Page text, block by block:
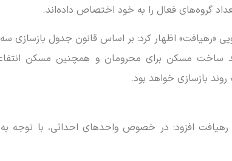
گروه‌های فعال را به خود اختصاص داده‌اند.
«رهیافت» اظهار کرد: بر اساس قانون جدول بازسازی
ساخت مسکن برای محرومان و همچنین مسکن
روند بازسازی خواهد بود.
رهیافت افزود: در خصوص واحد‌های احداثی، با توجه